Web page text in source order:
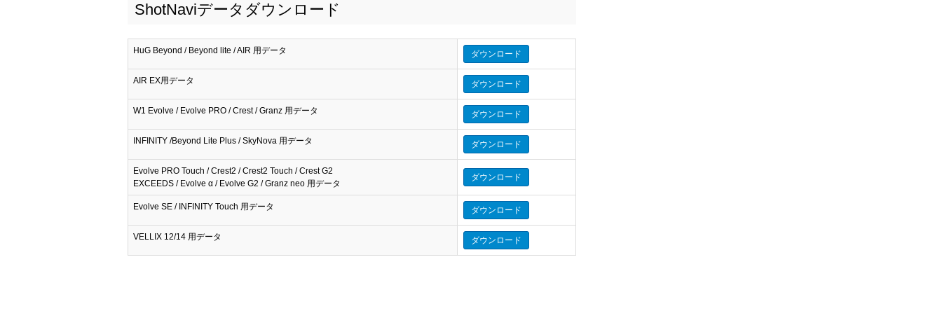
ShotNaviデータダウンロード
HuG Beyond / Beyond lite / AIR 用データ ダウンロード
AIR EX用データ ダウンロード
W1 Evolve / Evolve PRO / Crest / Granz 用データ ダウンロード
INFINITY /Beyond Lite Plus / SkyNova 用データ ダウンロード
Evolve PRO Touch / Crest2 / Crest2 Touch / Crest G2
EXCEEDS / Evolve α / Evolve G2 / Granz neo 用データ
ダウンロード
Evolve SE / INFINITY Touch 用データ ダウンロード
VELLIX 12/14 用データ ダウンロード